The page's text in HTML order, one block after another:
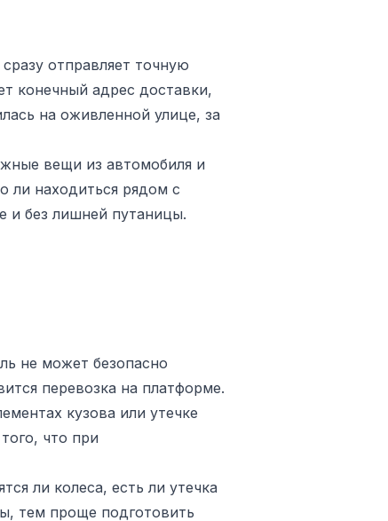
отправляет точную
конечный адрес доставки,
на оживленной улице, за
вещи из автомобиля и
ли находиться рядом с
и без лишней путаницы.
не может безопасно
перевозка на платформе.
кузова или утечке
что при
ли колеса, есть ли утечка
тем проще подготовить